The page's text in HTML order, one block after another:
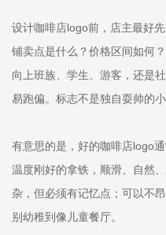
设计咖啡店logo前，店主最好
铺卖点是什么？价格区间如何
向上班族、学生、游客，还是
易跑偏。标志不是独自耍帅的
有意思的是，好的咖啡店logo
温度刚好的拿铁，顺滑、自然
杂，但必须有记忆点；可以不
别幼稚到像儿童餐厅。